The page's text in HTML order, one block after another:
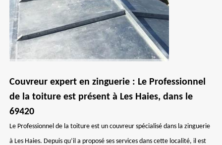
Couvreur expert en zinguerie : Le Professionnel
de la toiture est présent à Les Haies, dans le
69420
Le Professionnel de la toiture est un couvreur spécialisé dans la zinguerie
à Les Haies. Depuis qu’il a proposé ses services dans cette localité, il est